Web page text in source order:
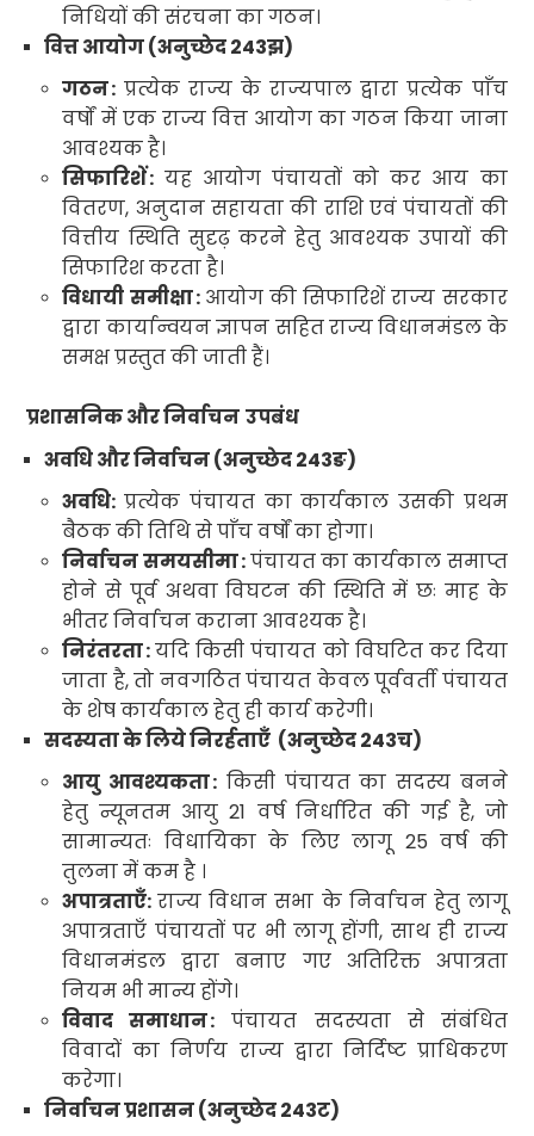
निधियों की संरचना का गठन।
वित्त आयोग (अनुच्छेद243झ)
गठन: प्रत्येक राज्य के राज्यपाल द्वारा प्रत्येक पाँच
वर्षों में एक राज्य वित्त आयोग का गठन किया जाना
आवश्यक है।
सिफारिशें: यह आयोग पंचायतों को कर आय का
वितरण, अनुदान सहायता की राशि एवं पंचायतों की
वित्तीय स्थिति सुदृढ़ करने हेतु आवश्यक उपायों की
सिफारिश करता है।
विधायी समीक्षा: आयोग की सिफारिशें राज्य सरकार
द्वारा कार्यान्वयन ज्ञापन सहित राज्य विधानमंडल के
समक्ष प्रस्तुत की जाती हैं।
प्रशासनिक और निर्वाचन उपबंध
अवधि और निर्वाचन (अनुच्छेद243ङ)
अवधि:प्रत्येक पंचायत का कार्यकाल उसकी प्रथम
बैठक की तिथि से पाँच वर्षों का होगा।
निर्वाचन समयसीमा:पंचायत का कार्यकाल समाप्त
होने से पूर्व अथवा विघटन की स्थिति में छः माह के
भीतर निर्वाचन कराना आवश्यक है।
निरंतरता:यदि किसी पंचायत को विघटित कर दिया
जाता है,तो नवगठित पंचायत केवल पूर्ववर्ती पंचायत
के शेष कार्यकाल हेतु ही कार्य करेगी।
सदस्यता के लिये निरर्हताएँ (अनुच्छेद243च)
आयु आवश्यकता: किसी पंचायत का सदस्य बनने
हेतु न्यूनतम आयु 21 वर्ष निर्धारित की गई है, जो
सामान्यतः विधायिका के लिए लागू 25वर्ष की
तुलना में कम है ।
अपात्रताएँ:राज्य विधान सभा के निर्वाचन हेतु लागू
अपात्रताएँ पंचायतों पर भी लागू होंगी, साथ ही राज्य
विधानमंडल द्वारा बनाए गए अतिरिक्त अपात्रता
नियम भी मान्य होंगे।
विवाद समाधान:
पंचायत सदस्यता से संबंधित
विवादों का निर्णय राज्य द्वारा निर्दिष्ट प्राधिकरण
करेगा।
निर्वाचन प्रशासन (अनुच्छेद243ट)